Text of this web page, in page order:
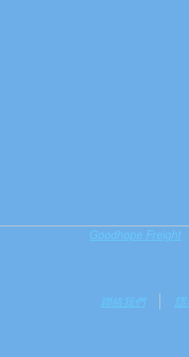
Goodhope Freight
聯絡我們 隱